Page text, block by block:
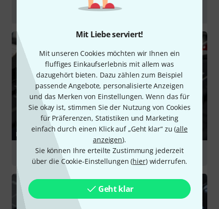
Mit Liebe serviert!
Mit unseren Cookies möchten wir Ihnen ein
fluffiges Einkaufserlebnis mit allem was
dazugehört bieten. Dazu zählen zum Beispiel
passende Angebote, personalisierte Anzeigen
und das Merken von Einstellungen. Wenn das für
Sie okay ist, stimmen Sie der Nutzung von Cookies
für Präferenzen, Statistiken und Marketing
einfach durch einen Klick auf „Geht klar“ zu (alle
anzeigen).
Sie können Ihre erteilte Zustimmung jederzeit
über die Cookie-Einstellungen (hier) widerrufen.
Geht klar
DECKSAVER Covers - DURABILITY TEST
RATGEBER
Kleinmixer